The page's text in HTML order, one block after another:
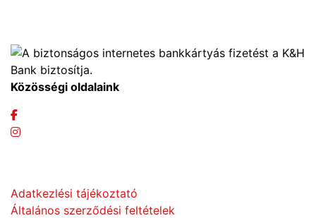
Közösségi oldalaink
Adatkezlési tájékoztató
Általános szerződési feltételek